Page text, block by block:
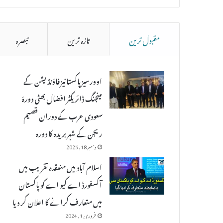
مقبول ترین تازہ ترین تبصرہ
اوورسیز پاکستانیز فاؤنڈیشن کے
مینجنگ ڈائریکٹر افضال بھٹی دورۂ
سعودی عرب کے دوران قصیم
ریجن کے شہر بریدہ کا دورہ
دسمبر 18, 2025
اسلام آباد میں منعقدہ تقریب میں
آکسفورڈ اے کیو اے کو پاکستان
میں متعارف کرانے کا اعلان کر دیا
فروری 1, 2024